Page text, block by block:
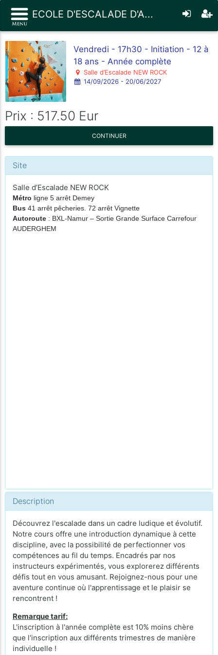
ECOLE D'ESCALADE D'A...
Vendredi - 17h30 - Initiation - 12 à
18 ans - Année complète
Salle d’Escalade NEW ROCK
14/09/2026 - 20/06/2027
Prix : 517.50 Eur
CONTINUER
Site
Salle d’Escalade NEW ROCK
Métro ligne 5 arrêt Demey
Bus 41 arrêt pêcheries. 72 arrêt Vignette
Autoroute : BXL-Namur – Sortie Grande Surface Carrefour
AUDERGHEM
Description
Découvrez l'escalade dans un cadre ludique et évolutif.
Notre cours offre une introduction dynamique à cette
discipline, avec la possibilité de perfectionner vos
compétences au fil du temps. Encadrés par nos
instructeurs expérimentés, vous explorerez différents
défis tout en vous amusant. Rejoignez-nous pour une
aventure continue où l'apprentissage et le plaisir se
rencontrent !
Remarque tarif:
L'inscription à l'année complète est 10% moins chère
que l'inscription aux différents trimestres de manière
individuelle !